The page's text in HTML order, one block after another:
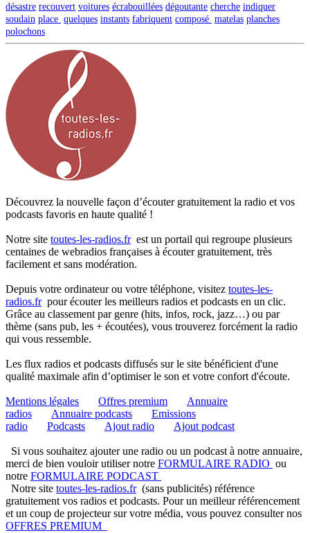
désastre recouvert voitures écrabouillées dégoutante cherche indiquer
soudain place quelques instants fabriquent composé matelas planches
polochons
Découvrez la nouvelle façon d’écouter gratuitement la radio et vos
podcasts favoris en haute qualité !
Notre site toutes-les-radios.frest un portail qui regroupe plusieurs
centaines de webradios françaises à écouter gratuitement, très
facilement et sans modération.
Depuis votre ordinateur ou votre téléphone, visitez toutes-les-
radios.frpour écouter les meilleurs radios et podcasts en un clic.
Grâce au classement par genre (hits, infos, rock, jazz…) ou par
thème (sans pub, les + écoutées), vous trouverez forcément la radio
qui vous ressemble.
Les flux radios et podcasts diffusés sur le site bénéficient d'une
qualité maximale afin d’optimiser le son et votre confort d'écoute.
Mentions légales Offres premium
Annuaire
radios
Annuaire podcasts
Emissions
radio
Podcasts Ajout radio Ajout podcast
Si vous souhaitez ajouter une radio ou un podcast à notre annuaire,
merci de bien vouloir utiliser notre FORMULAIRE RADIO ou
notre FORMULAIRE PODCAST
Notre site toutes-les-radios.fr(sans publicités) référence
gratuitement vos radios et podcasts. Pour un meilleur référencement
et un coup de projecteur sur votre média, vous pouvez consulter nos
OFFRES PREMIUM